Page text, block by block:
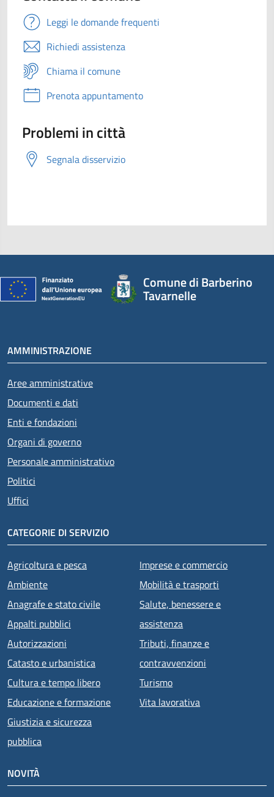
Leggi le domande frequenti
Richiedi assistenza
Chiama il comune
Prenota appuntamento
Problemi in città
Segnala disservizio
Comune di Barberino
Tavarnelle
AMMINISTRAZIONE
Aree amministrative
Documenti e dati
Enti e fondazioni
Organi di governo
Personale amministrativo
Politici
Uffici
CATEGORIE DI SERVIZIO
Agricoltura e pesca
Ambiente
Anagrafe e stato civile
Appalti pubblici
Autorizzazioni
Catasto e urbanistica
Cultura e tempo libero
Educazione e formazione
Giustizia e sicurezza
pubblica
Imprese e commercio
Mobilità e trasporti
Salute, benessere e
assistenza
Tributi, finanze e
contravvenzioni
Turismo
Vita lavorativa
NOVITÀ